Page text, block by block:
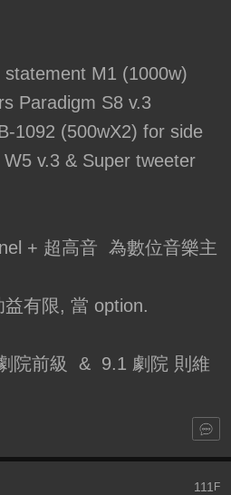
M1 (1000w)
Paradigm S8 v.3
1092 (500wX2) for side
v.3 & Super tweeter
+ 超高音 為數位音樂主
益有限, 當 option.
院前級 & 9.1 劇院 則維
111 F